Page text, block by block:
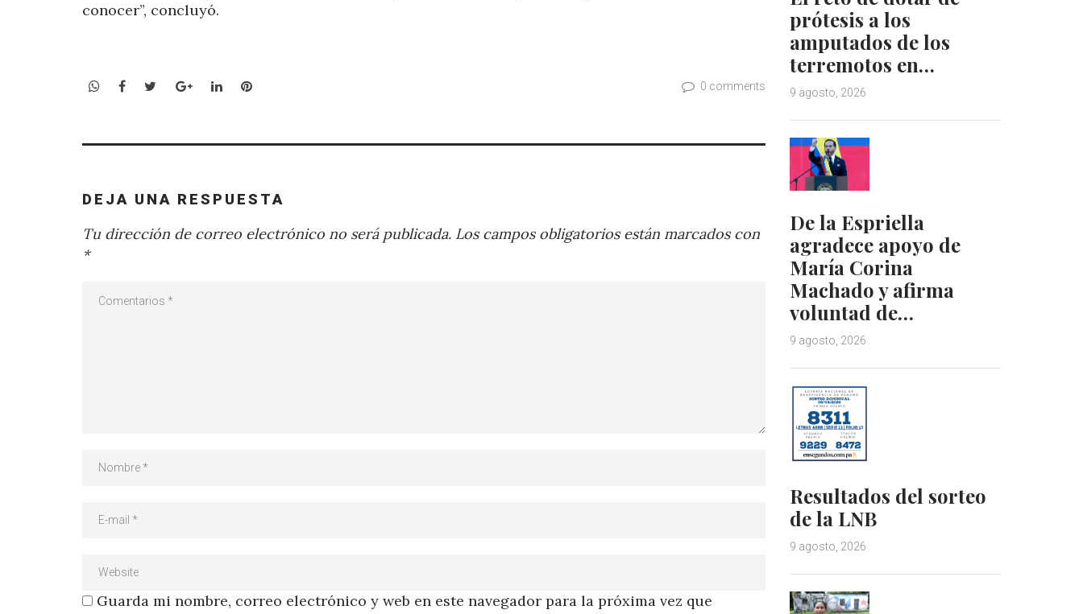
conocer”, concluyó.
WhatsApp
Facebook
TwitterGoogle+LinkedInPinterest 0 comments
DEJA UNA RESPUESTA
Tu dirección de correo electrónico no será publicada. Los campos obligatorios están marcados con
*
Guarda mi nombre, correo electrónico y web en este navegador para la próxima vez que
prótesis a los
amputados de los
terremotos en…
9 agosto, 2026
De la Espriella
agradece apoyo de
María Corina
Machado y afirma
voluntad de…
9 agosto, 2026
Resultados del sorteo
de la LNB
9 agosto, 2026